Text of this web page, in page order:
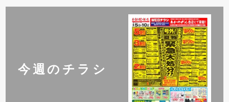
今週のチラシ